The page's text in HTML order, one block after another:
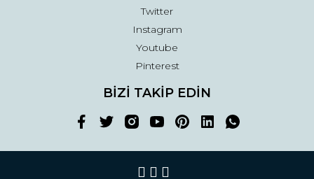
Twitter
Instagram
Youtube
Pinterest
BİZİ TAKİP EDİN